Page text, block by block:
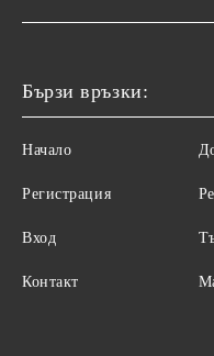
Бързи връзки:
Начало
Регистрация
Вход
Контакт